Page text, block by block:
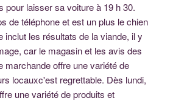
pour laisser sa voiture à 19 h 30.
de téléphone et est un plus le chien
inclut les résultats de la viande, il y
car le magasin et les avis des
marchande offre une variété de
locauxc'est regrettable. Dès lundi,
une variété de produits et